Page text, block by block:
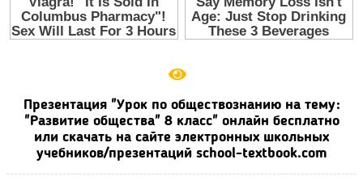
Презентация "Урок по обществознанию на тему:
"Развитие общества" 8 класс" онлайн бесплатно
или скачать на сайте электронных школьных
учебников/презентаций school-textbook.com